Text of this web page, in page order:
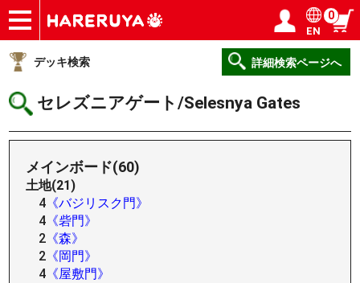
ショップ
買取
記事
デッキ検索
デッキ構築
選手一覧
店舗一覧
イベント
ヘルプ
お問い合わせ ログイン／会員登録
EN
0
デッキ検索 詳細検索ページへ
セレズニアゲート/Selesnya Gates
メインボード(60)
土地(21)
4 《バジリスク門》
4 《砦門》
2 《森》
2 《岡門》
4 《屋敷門》